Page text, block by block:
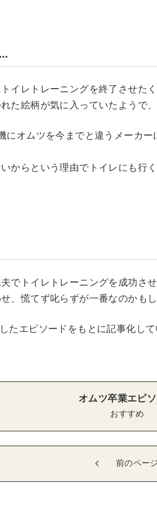
イレトレーニングを終了させた
た絵柄が気に入っていたようで
にオムツを今までと違うメーカ
からという理由でトイレにも行
でトイレトレーニングを成功さ
、慌てず叱らずが一番なのかもし
たエピソードをもとに記事化して
オムツ卒業エピ
おすすめ
前のペー